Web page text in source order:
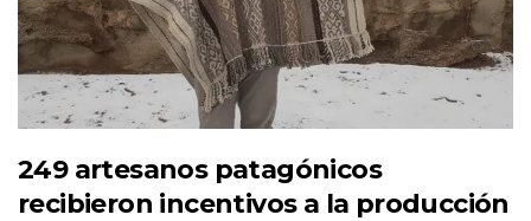
249 artesanos patagónicos
recibieron incentivos a la producción